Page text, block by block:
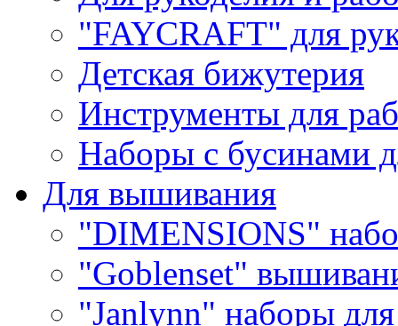
"FAYCRAFT" для
Детская бижутерия
Инструменты для
Наборы с бусинами
Для вышивания
"DIMENSIONS"
"Goblenset"
"Janlynn" наборы